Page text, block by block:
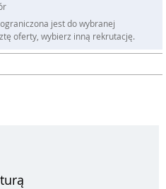
jest do wybranej
oferty, wybierz inną rekrutację.